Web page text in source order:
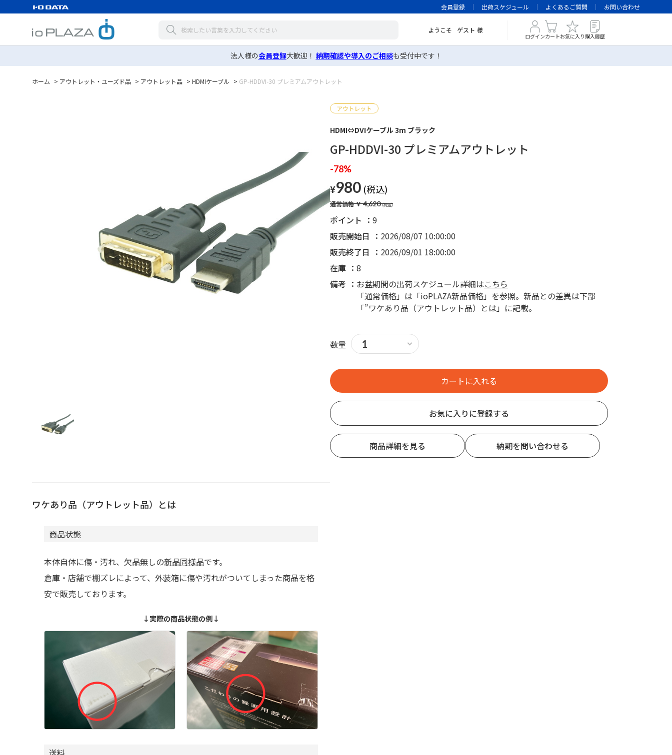
会員登録 出荷スケジュール よくあるご質問 お問い合わせ
ようこそ ゲスト 様
ログインカートお気に入り 購入履歴
法人様の会員登録大歓迎！ 納期確認や導入のご相談も受付中です！
ホーム > アウトレット・ユーズド品 > アウトレット品 > HDMIケーブル > GP-HDDVI-30 プレミアムアウトレット
ワケあり品（アウトレット品）とは
商品状態
本体自体に傷・汚れ、欠品無しの新品同様品です。
倉庫・店舗で棚ズレによって、外装箱に傷や汚れがついてしまった商品を格
安で販売しております。
↓実際の商品状態の例↓
送料
HDMI⇔DVIケーブル 3m ブラック
GP-HDDVI-30 プレミアムアウトレット
-78%
¥980
通常価格￥4,620
販売開始日
2026/08/07 10:00:00
販売終了日
2026/09/01 18:00:00
ポイント 9
在庫
8
備考
お盆期間の出荷スケジュール詳細はこちら
「通常価格」は「ioPLAZA新品価格」を参照。新品との差異は下部
「”ワケあり品（アウトレット品）とは」に記載。
数量
お気に入りに登録する
商品詳細を見る 納期を問い合わせる